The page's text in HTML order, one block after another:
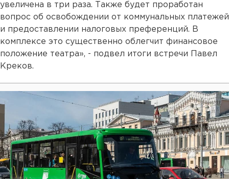
увеличена в три раза. Также будет проработан
вопрос об освобождении от коммунальных платежей
и предоставлении налоговых преференций. В
комплексе это существенно облегчит финансовое
положение театра», - подвел итоги встречи Павел
Креков.